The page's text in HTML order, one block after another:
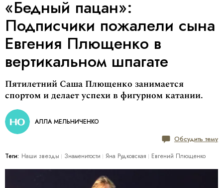
«Бедный пацан»:
Подписчики пожалели сына
Евгения Плющенко в
вертикальном шпагате
Пятилетний Саша Плющенко занимается
спортом и делает успехи в фигурном катании.
АЛЛА МЕЛЬНИЧЕНКО
Обсудить тему
Теги: Наши звезды Знаменитости Яна Рудковская Евгений Плющенко